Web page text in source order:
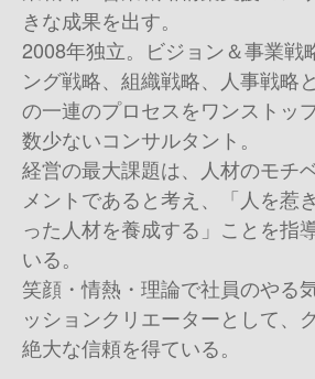
きな成果を出す。
2008年独立。ビジョン＆事業戦
ング戦略、組織戦略、人事戦略
の一連のプロセスをワンストッ
数少ないコンサルタント。
経営の最大課題は、人材のモチ
メントであると考え、「人を惹
った人材を養成する」ことを指
いる。
笑顔・情熱・理論で社員のやる
ッションクリエーターとして、
絶大な信頼を得ている。